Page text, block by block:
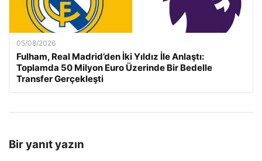
05/08/2026
Fulham, Real Madrid’den İki Yıldız İle Anlaştı:
Toplamda 50 Milyon Euro Üzerinde Bir Bedelle
Transfer Gerçekleşti
Bir yanıt yazın